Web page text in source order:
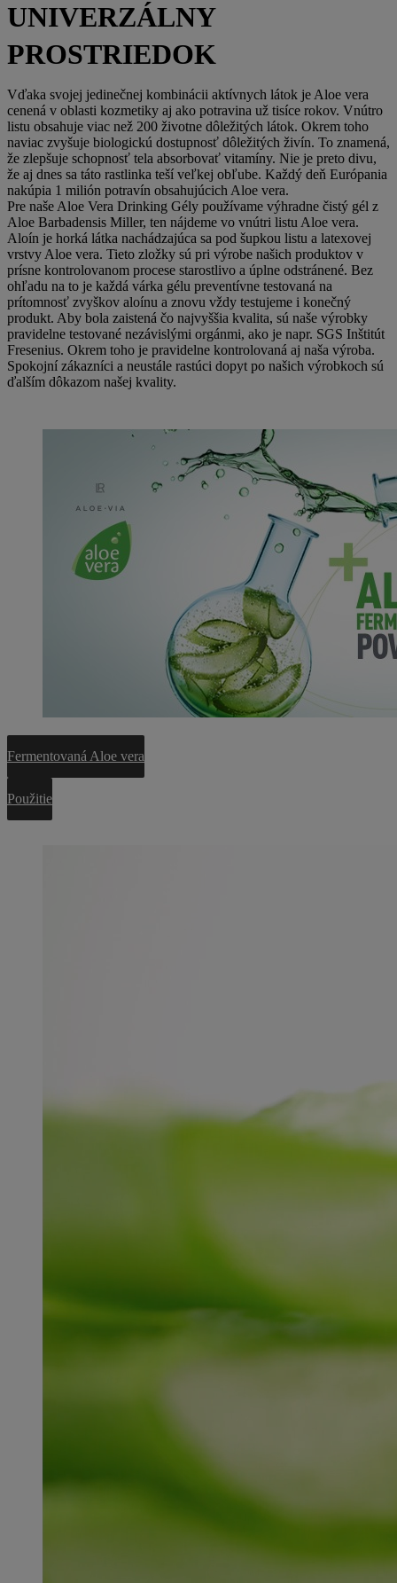
UNIVERZÁLNY
PROSTRIEDOK
Vďaka svojej jedinečnej kombinácii aktívnych látok je Aloe vera
cenená v oblasti kozmetiky aj ako potravina už tisíce rokov. Vnútro
listu obsahuje viac než 200 životne dôležitých látok. Okrem toho
naviac zvyšuje biologickú dostupnosť dôležitých živín. To znamená,
že zlepšuje schopnosť tela absorbovať vitamíny. Nie je preto divu,
že aj dnes sa táto rastlinka teší veľkej obľube. Každý deň Európania
nakúpia 1 milión potravín obsahujúcich Aloe vera.
Pre naše Aloe Vera Drinking Gély používame výhradne čistý gél z
Aloe Barbadensis Miller, ten nájdeme vo vnútri listu Aloe vera.
Aloín je horká látka nachádzajúca sa pod šupkou listu a latexovej
vrstvy Aloe vera. Tieto zložky sú pri výrobe našich produktov v
prísne kontrolovanom procese starostlivo a úplne odstránené. Bez
ohľadu na to je každá várka gélu preventívne testovaná na
prítomnosť zvyškov aloínu a znovu vždy testujeme i konečný
produkt. Aby bola zaistená čo najvyššia kvalita, sú naše výrobky
pravidelne testované nezávislými orgánmi, ako je napr. SGS Inštitút
Fresenius. Okrem toho je pravidelne kontrolovaná aj naša výroba.
Spokojní zákazníci a neustále rastúci dopyt po našich výrobkoch sú
ďalším dôkazom našej kvality.
Fermentovaná Aloe vera
Použitie